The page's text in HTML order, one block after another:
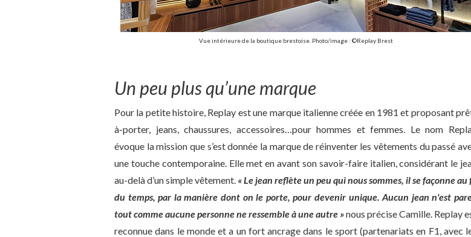
Vue intérieure de la boutique brestoise. Photo/image : ©Replay Brest
Un peu plus qu’une marque
Pour la petite histoire, Replay est une marque italienne créée en 1981 et proposant
à-porter, jeans, chaussures, accessoires…pour hommes et femmes. Le nom
évoque la mission que s’est donnée la marque de réinventer les vêtements du passé
une touche contemporaine. Elle met en avant son savoir-faire italien, considérant le
au-delà d’un simple vêtement. « Le jean reflète un peu qui nous sommes, il se façonne au
du temps, par la manière dont on le porte, pour devenir unique. Aucun jean n'est
tout comme aucune personne ne ressemble à une autre »nous précise Camille. Replay
reconnue dans le monde et a un fort ancrage dans le sport (partenariats en F1, avec